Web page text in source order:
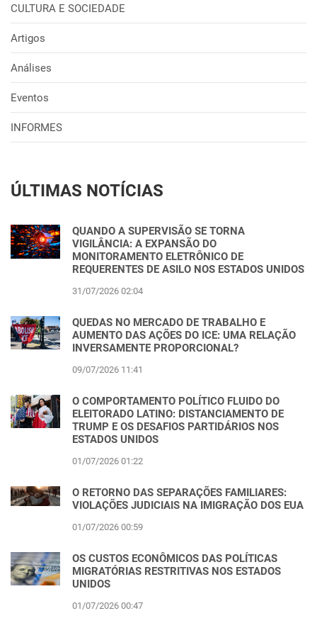
CULTURA E SOCIEDADE
Artigos
Análises
Eventos
INFORMES
ÚLTIMAS NOTÍCIAS
QUANDO A SUPERVISÃO SE TORNA
VIGILÂNCIA: A EXPANSÃO DO
MONITORAMENTO ELETRÔNICO DE
REQUERENTES DE ASILO NOS ESTADOS UNIDOS
31/07/2026 02:04
QUEDAS NO MERCADO DE TRABALHO E
AUMENTO DAS AÇÕES DO ICE: UMA RELAÇÃO
INVERSAMENTE PROPORCIONAL?
09/07/2026 11:41
O COMPORTAMENTO POLÍTICO FLUIDO DO
ELEITORADO LATINO: DISTANCIAMENTO DE
TRUMP E OS DESAFIOS PARTIDÁRIOS NOS
ESTADOS UNIDOS
01/07/2026 01:22
O RETORNO DAS SEPARAÇÕES FAMILIARES:
VIOLAÇÕES JUDICIAIS NA IMIGRAÇÃO DOS EUA
01/07/2026 00:59
OS CUSTOS ECONÔMICOS DAS POLÍTICAS
MIGRATÓRIAS RESTRITIVAS NOS ESTADOS
UNIDOS
01/07/2026 00:47